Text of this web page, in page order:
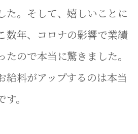
た。そして、嬉しいことに
数年、コロナの影響で業績
ので本当に驚きました。
給料がアップするのは本当
。